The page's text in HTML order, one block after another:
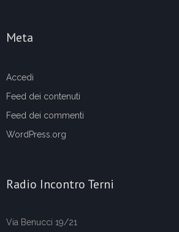
Meta
Accedi
Feed dei contenuti
Feed dei commenti
WordPress.org
Radio Incontro Terni
Via Benucci 19/21